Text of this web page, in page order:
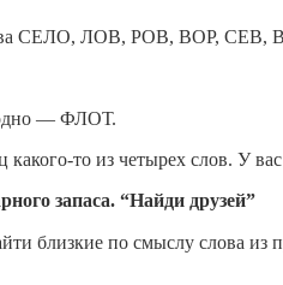
СЕЛО, ЛОВ, РОВ, ВОР,
— ФЛОТ.
то из четырех слов. У
запаса. “Найди друзей”
близкие по смыслу слова из